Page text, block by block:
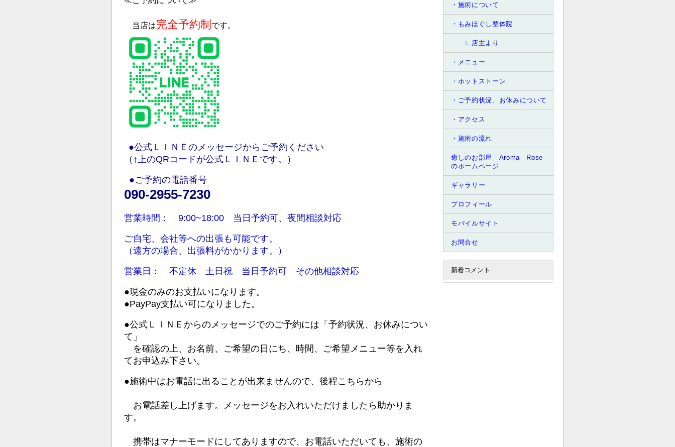
当店は完全予約制 です。
●公式ＬＩＮＥのメッセージからご予約ください
（↑上のQRコードが公式ＬＩＮＥです。）
●ご予約の電話番号
090-2955-7230
営業時間： 9:00~18:00 当日予約可、夜間相談対応
ご自宅、会社等への出張も可能です。
（遠方の場合、出張料がかかります。）
営業日： 不定休 土日祝 当日予約可 その他相談対応
●現金のみのお支払いになります。
●PayPay支払い可になりました。
●公式ＬＩＮＥからのメッセージでのご予約には「予約状況、お休みについ
て」
を確認の上、お名前、ご希望の日にち、時間、ご希望メニュー等を入れ
てお申込み下さい。
●施術中はお電話に出ることが出来ませんので、後程こちらから
お電話差し上げます。メッセージをお入れいただけましたら助かりま
す。
携帯はマナーモードにしてありますので、お電話いただいても、施術の
・施術について
・もみほぐし整体院
∟店主より
・メニュー
・ホットストーン
・ご予約状況、お休みについて
・アクセス
・施術の流れ
癒しのお部屋 Aroma Rose
のホームページ
ギャラリー
プロフィール
モバイルサイト
お問合せ
新着コメント